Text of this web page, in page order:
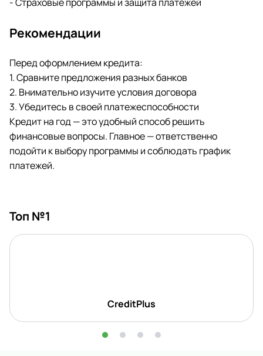
Рекомендации
Перед оформлением кредита:
1. Сравните предложения разных банков
2. Внимательно изучите условия договора
3. Убедитесь в своей платежеспособности
Кредит на год — это удобный способ решить
финансовые вопросы. Главное — ответственно
подойти к выбору программы и соблюдать график
платежей.
Топ №1
CreditPlus